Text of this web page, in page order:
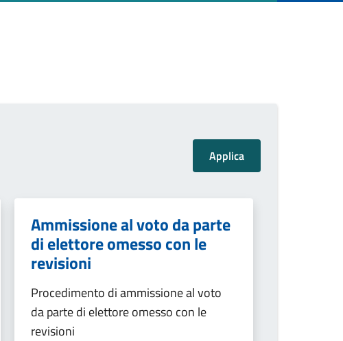
Ammissione al voto da parte
di elettore omesso con le
revisioni
Procedimento di ammissione al voto
da parte di elettore omesso con le
revisioni